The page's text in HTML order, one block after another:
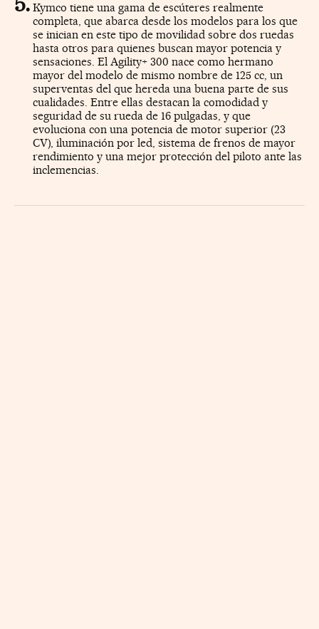
Kymco tiene una gama de escúteres realmente
completa, que abarca desde los modelos para los que
se inician en este tipo de movilidad sobre dos ruedas
hasta otros para quienes buscan mayor potencia y
sensaciones. El Agility+ 300 nace como hermano
mayor del modelo de mismo nombre de 125 cc, un
superventas del que hereda una buena parte de sus
cualidades. Entre ellas destacan la comodidad y
seguridad de su rueda de 16 pulgadas, y que
evoluciona con una potencia de motor superior (23
CV), iluminación por led, sistema de frenos de mayor
rendimiento y una mejor protección del piloto ante las
inclemencias.